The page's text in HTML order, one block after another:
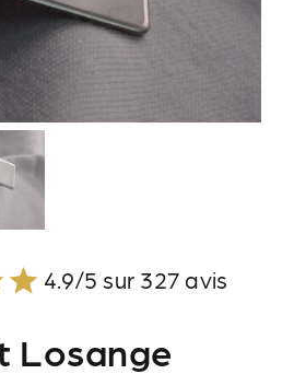
4.9/5 sur 327 avis
Losange